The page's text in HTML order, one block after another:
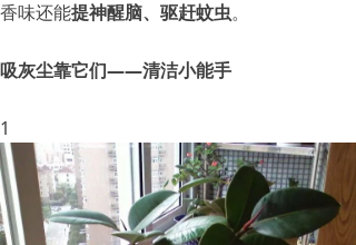
香味还能提神醒脑、驱赶蚊虫。
吸灰尘靠它们——清洁小能手
1